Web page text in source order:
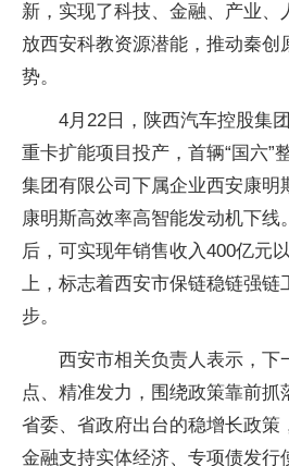
新，实现了科技、金融、产业、
放西安科教资源潜能，推动秦创
势。
4月22日，陕西汽车控股集
重卡扩能项目投产，首辆“国六”
集团有限公司下属企业西安康明
康明斯高效率高智能发动机下线
后，可实现年销售收入400亿元
上，标志着西安市保链稳链强链
步。
西安市相关负责人表示，下
点、精准发力，围绕政策靠前抓
省委、省政府出台的稳增长政策
金融支持实体经济、专项债发行